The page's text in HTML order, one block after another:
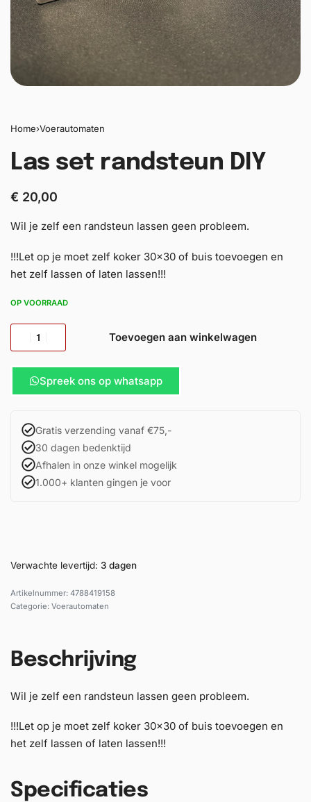
Home›Voerautomaten
Las set randsteun DIY
€ 20,00
Wil je zelf een randsteun lassen geen probleem.
!!!Let op je moet zelf koker 30×30 of buis toevoegen en
het zelf lassen of laten lassen!!!
OP VOORRAAD
Toevoegen aan winkelwagen
Spreek ons op whatsapp
Gratis verzending vanaf €75,-
30 dagen bedenktijd
Afhalen in onze winkel mogelijk
1.000+ klanten gingen je voor
Verwachte levertijd: 3 dagen
4788419158
Categorie: Voerautomaten
Beschrijving
Wil je zelf een randsteun lassen geen probleem.
!!!Let op je moet zelf koker 30×30 of buis toevoegen en
het zelf lassen of laten lassen!!!
Specificaties